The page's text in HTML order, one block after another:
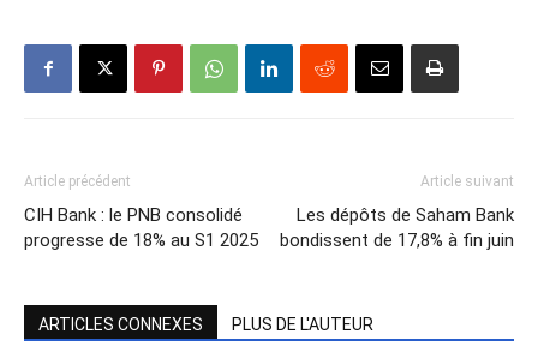
Article précédent
CIH Bank : le PNB consolidé
progresse de 18% au S1 2025
Article suivant
Les dépôts de Saham Bank
bondissent de 17,8% à fin juin
ARTICLES CONNEXES PLUS DE L'AUTEUR